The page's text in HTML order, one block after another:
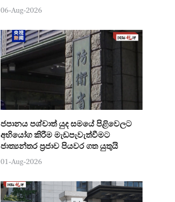
06-Aug-2026
ජපානය පශ්චාත් යුද සමයේ පිළිවෙලට
අභියෝග කිරීම මැඩපැවැත්වීමට
ජාත්‍යන්තර ප්‍රජාව පියවර ගත යුතුයි
01-Aug-2026